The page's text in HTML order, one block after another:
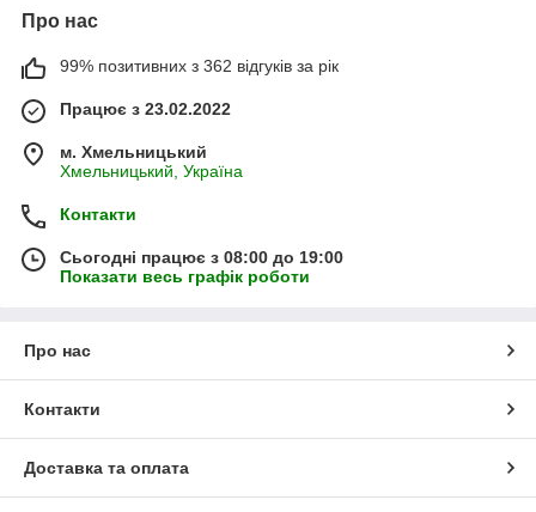
Про нас
99% позитивних з 362 відгуків за рік
Працює з 23.02.2022
м. Хмельницький
Хмельницький, Україна
Контакти
Сьогодні працює з 08:00 до 19:00
Показати весь графік роботи
Про нас
Контакти
Доставка та оплата